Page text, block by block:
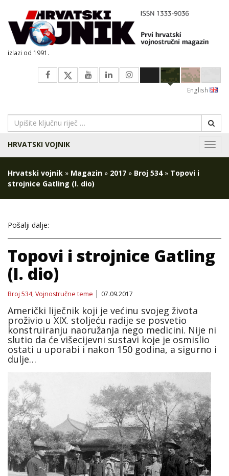
izlazi od 1991.
English
HRVATSKI VOJNIK
Hrvatski vojnik » Magazin » 2017 » Broj 534» Topovi i
strojnice Gatling (I. dio)
Pošalji dalje:
Topovi i strojnice Gatling
(I. dio)
Broj 534,Vojnostručne teme 07.09.2017
Američki liječnik koji je većinu svojeg života
proživio u XIX. stoljeću radije se posvetio
konstruiranju naoružanja nego medicini. Nije ni
slutio da će višecijevni sustavi koje je osmislio
ostati u uporabi i nakon 150 godina, a sigurno i
dulje…